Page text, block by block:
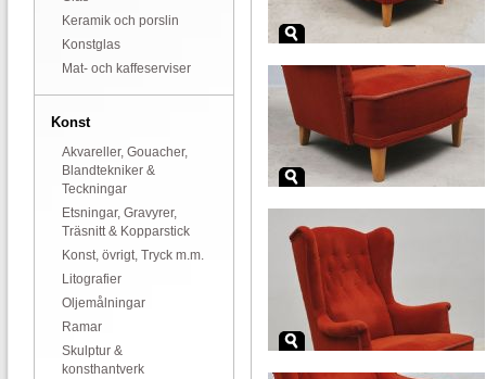
Keramik och porslin
Konstglas
Mat- och kaffeserviser
Konst
Akvareller, Gouacher,
Blandtekniker &
Teckningar
Etsningar, Gravyrer,
Träsnitt & Kopparstick
Konst, övrigt, Tryck m.m.
Litografier
Oljemålningar
Ramar
Skulptur &
konsthantverk